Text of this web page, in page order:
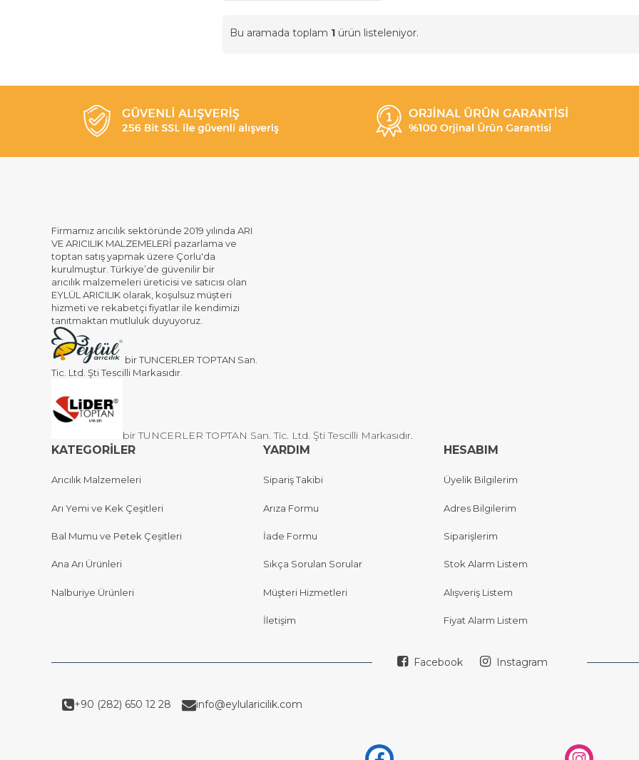
Bu aramada toplam 1 ürün listeleniyor.
Firmamız arıcılık sektöründe 2019 yılında ARI
VE ARICILIK MALZEMELERİ pazarlama ve
toptan satış yapmak üzere Çorlu'da
kurulmuştur. Türkiye’de güvenilir bir
arıcılık malzemeleri üreticisi ve satıcısı olan
EYLÜL ARICILIK olarak, koşulsuz müşteri
hizmeti ve rekabetçi fiyatlar ile kendimizi
tanıtmaktan mutluluk duyuyoruz.
bir TUNCERLER TOPTAN San.
Tic. Ltd. Şti Tescilli Markasıdır.
bir TUNCERLER TOPTAN San. Tic. Ltd. Şti Tescilli Markasıdır.
KATEGORİLER
Arıcılık Malzemeleri
Arı Yemi ve Kek Çeşitleri
Bal Mumu ve Petek Çeşitleri
Ana Arı Ürünleri
Nalburiye Ürünleri
YARDIM
Sipariş Takibi
Arıza Formu
İade Formu
Sıkça Sorulan Sorular
Müşteri Hizmetleri
İletişim
HESABIM
Üyelik Bilgilerim
Adres Bilgilerim
Siparişlerim
Stok Alarm Listem
Alışveriş Listem
Fiyat Alarm Listem
Facebook Instagram
+90 (282) 650 12 28 info@eylularicilik.com